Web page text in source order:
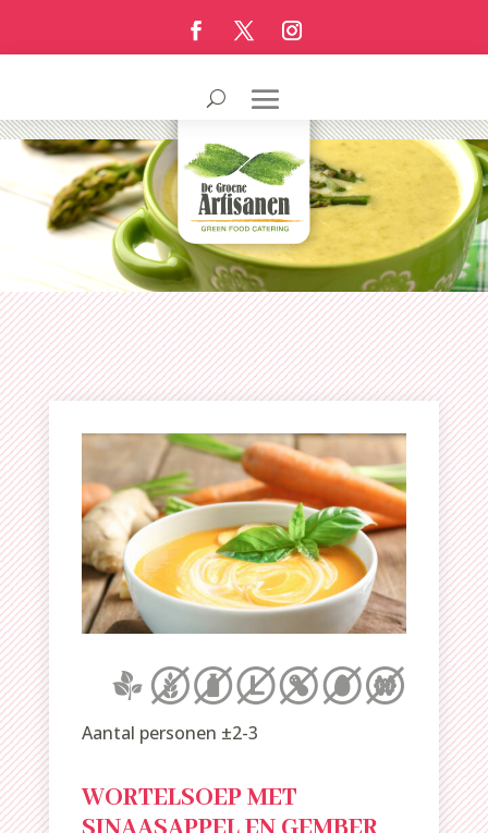
Aantal personen ±2-3
WORTELSOEP MET